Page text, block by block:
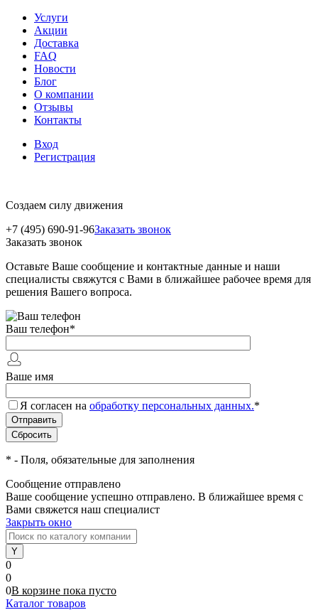
Услуги
Акции
Доставка
FAQ
Новости
Блог
О компании
Отзывы
Контакты
Вход
Регистрация
Создаем силу движения
+7 (495) 690-91-96Заказать звонок
Заказать звонок
Оставьте Ваше сообщение и контактные данные и наши
специалисты свяжутся с Вами в ближайшее рабочее время для
решения Вашего вопроса.
Ваш телефон*
Ваше имя
Я согласен на обработку персональных данных.*
* - Поля, обязательные для заполнения
Сообщение отправлено
Ваше сообщение успешно отправлено. В ближайшее время с
Вами свяжется наш специалист
Закрыть окно
0
0
0В корзине пока пусто
Каталог товаров